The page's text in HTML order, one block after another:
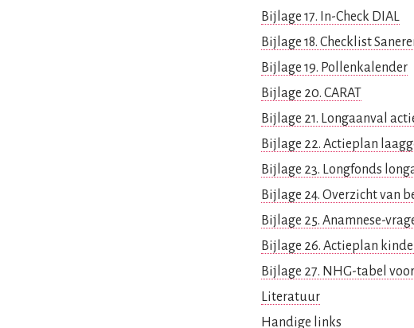
Bijlage 17. In-Check DIAL
Bijlage 18. Checklist
Bijlage 19. Pollenkalender
Bijlage 20. CARAT
Bijlage 21. Longaanval
Bijlage 22. Actieplan
Bijlage 23. Longfonds
Bijlage 24. Overzicht van
Bijlage 25. Anamnese-
Bijlage 26. Actieplan
Bijlage 27. NHG-tabel
Literatuur
Handige links